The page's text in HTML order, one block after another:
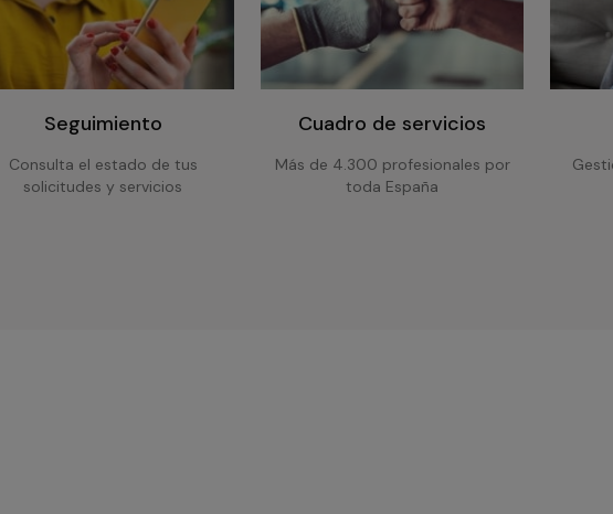
Seguimiento
Consulta el estado de tus
solicitudes y servicios
Cuadro de servicios
Más de 4.300 profesionales por
toda España